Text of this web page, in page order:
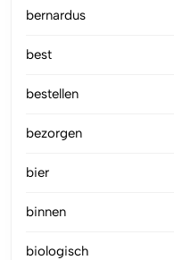
bernardus
best
bestellen
bezorgen
bier
binnen
biologisch